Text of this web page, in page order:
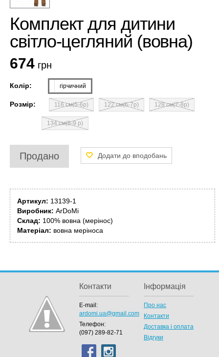
Комплект для дитини
світло-цегляний (вовна)
674 грн
Колір: гірчичний
Розмір: 116 см(5-6р) 122 см(6-7р) 128 см(7-8р)
134 см(8-9 р)
Продано
Артикул: 13139-1
Виробник: ArDoMi
Склад: 100% вовна (мерінос)
Матеріал: вовна меріноса
Контакти
E-mail:
ardomi.ua@gmail.com
Телефон:
(097) 289-82-71
Інформація
Про нас
Контакти
Доставка і оплата
Відгуки